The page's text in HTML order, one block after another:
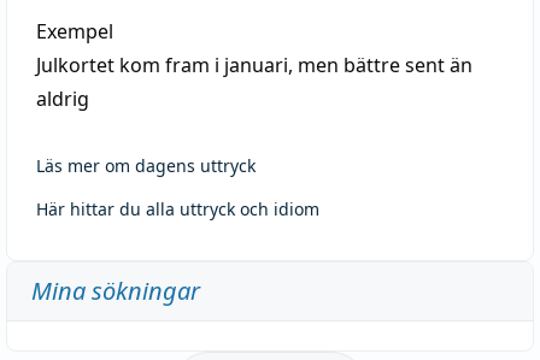
Exempel
Julkortet kom fram i januari, men bättre sent än
aldrig
Läs mer om dagens uttryck
Här hittar du alla uttryck och idiom
Mina sökningar